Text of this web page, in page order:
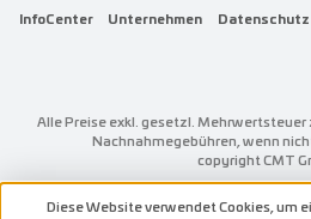
InfoCenter Unternehmen Datenschutz
Alle Preise exkl. gesetzl. Mehrwertsteuer
Nachnahmegebühren, wenn
copyright CMT
Diese Website verwendet Cookies, um